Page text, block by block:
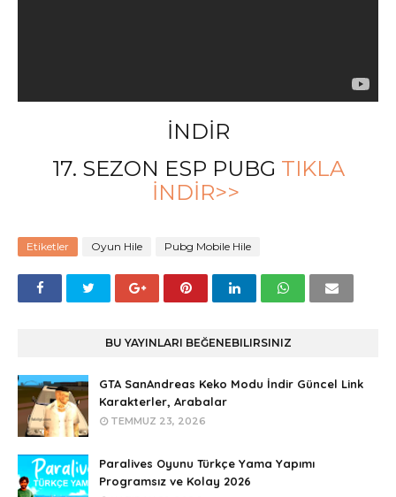
İNDİR
17. SEZON ESP PUBG TIKLA
İNDİR>>
Etiketler Oyun Hile Pubg Mobile Hile
BU YAYINLARI BEĞENEBILIRSINIZ
GTA SanAndreas Keko Modu İndir Güncel Link
Karakterler, Arabalar
TEMMUZ 23, 2026
Paralives Oyunu Türkçe Yama Yapımı
Programsız ve Kolay 2026